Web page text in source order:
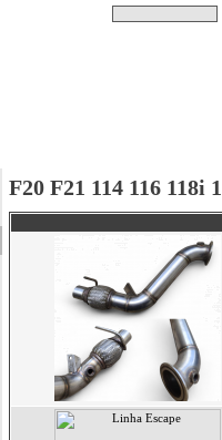
F20 F21 114 116 118i